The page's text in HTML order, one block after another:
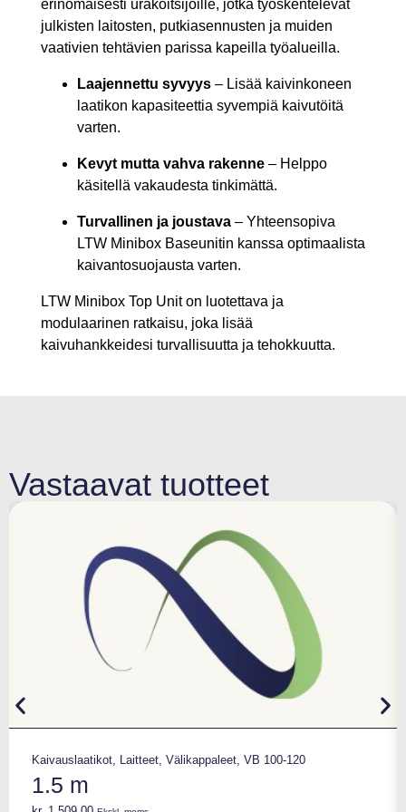
erinomaisesti urakoitsijoille, jotka työskentelevät
julkisten laitosten, putkiasennusten ja muiden
vaativien tehtävien parissa kapeilla työalueilla.
Laajennettu syvyys – Lisää kaivinkoneen
laatikon kapasiteettia syvempiä kaivutöitä
varten.
Kevyt mutta vahva rakenne – Helppo
käsitellä vakaudesta tinkimättä.
Turvallinen ja joustava – Yhteensopiva
LTW Minibox Baseunitin kanssa optimaalista
kaivantosuojausta varten.
LTW Minibox Top Unit on luotettava ja
modulaarinen ratkaisu, joka lisää
kaivuhankkeidesi turvallisuutta ja tehokkuutta.
Vastaavat tuotteet
Kaivauslaatikot, Laitteet, Välikappaleet, VB 100-120
1.5 m